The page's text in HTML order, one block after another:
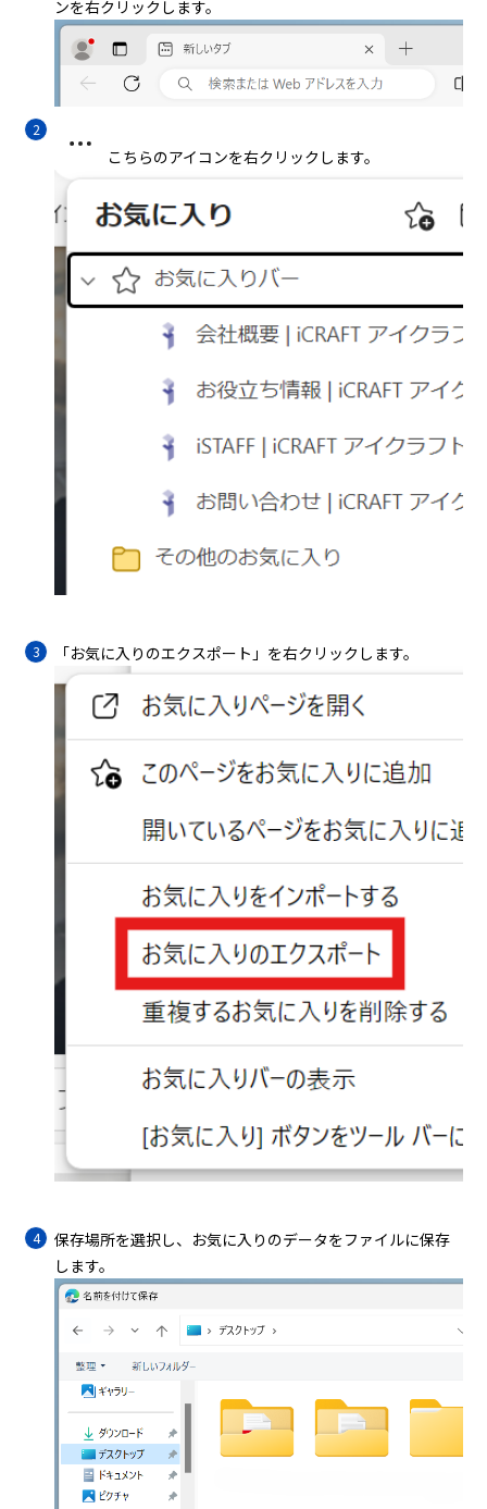
ンを右クリックします。
こちらのアイコンを右クリックします。
「お気に入りのエクスポート」を右クリックします。
保存場所を選択し、お気に入りのデータをファイルに保存
します。